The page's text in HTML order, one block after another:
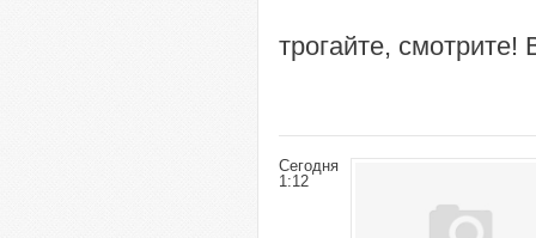
трогайте, смотрите!
Сегодня
1:12